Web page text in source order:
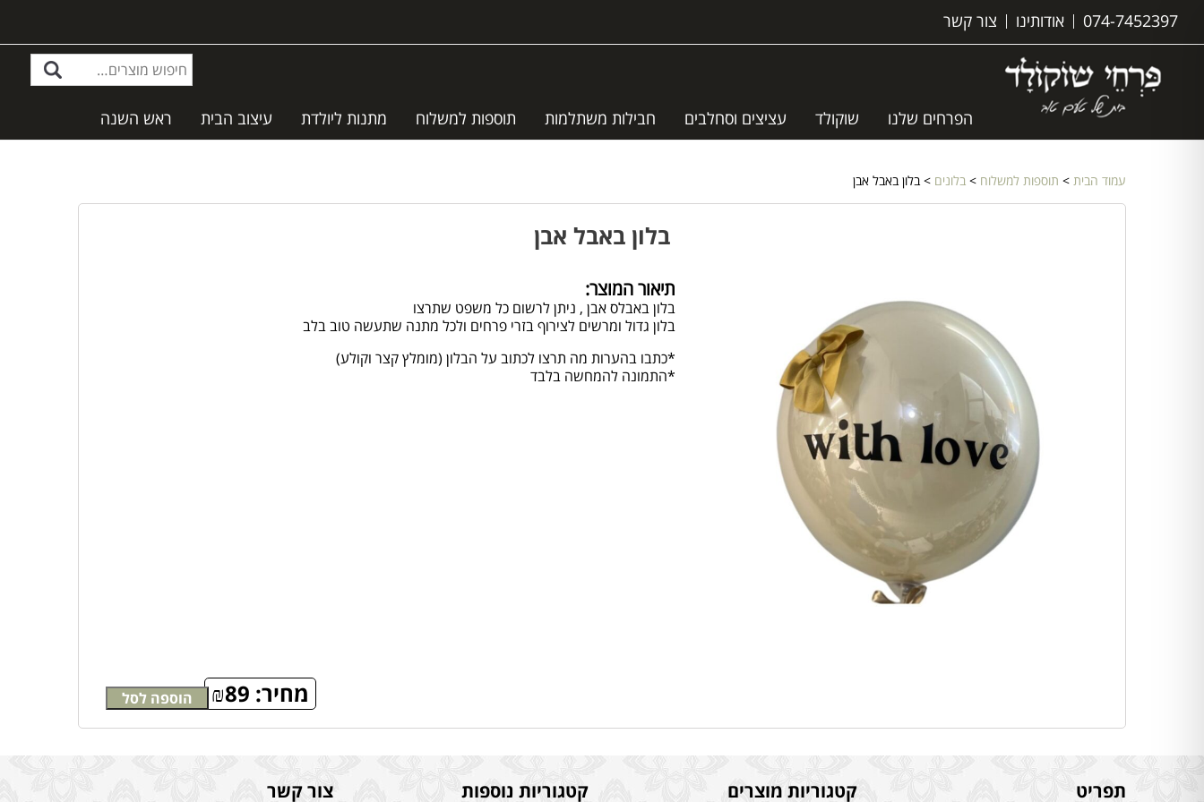
074-7452397 אודותינו צור קשר
הפרחים שלנו שוקולד עציצים וסחלבים חבילות משתלמות תוספות למשלוח מתנות ליולדת עיצוב הבית ראש השנה
עמוד הבית > תוספות למשלוח > בלונים > בלון באבל אבן
בלון באבל אבן
תיאור המוצר:
בלון באבלס אבן , ניתן לרשום כל משפט שתרצו
בלון גדול ומרשים לצירוף בזרי פרחים ולכל מתנה שתעשה טוב בלב
*כתבו בהערות מה תרצו לכתוב על הבלון (מומלץ קצר וקולע)
*התמונה להמחשה בלבד
מחיר: ₪89 הוספה לסל
תפריט קטגוריות מוצרים קטגוריות נוספות צור קשר